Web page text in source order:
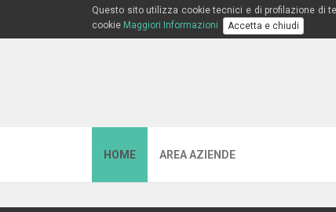
Questo sito utilizza cookie tecnici e di profilazione di
cookie Maggiori Informazioni Accetta e chiudi
HOME AREA AZIENDE